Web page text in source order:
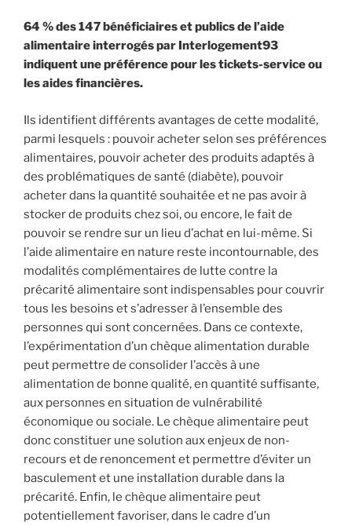
64 % des 147 bénéficiaires et publics de l’aide
alimentaire interrogés par Interlogement93
indiquent une préférence pour les tickets-service ou
les aides financières.
Ils identifient différents avantages de cette modalité,
parmi lesquels : pouvoir acheter selon ses préférences
alimentaires, pouvoir acheter des produits adaptés à
des problématiques de santé (diabète), pouvoir
acheter dans la quantité souhaitée et ne pas avoir à
stocker de produits chez soi, ou encore, le fait de
pouvoir se rendre sur un lieu d’achat en lui-même. Si
l’aide alimentaire en nature reste incontournable, des
modalités complémentaires de lutte contre la
précarité alimentaire sont indispensables pour couvrir
tous les besoins et s’adresser à l’ensemble des
personnes qui sont concernées. Dans ce contexte,
l’expérimentation d’un chèque alimentation durable
peut permettre de consolider l’accès à une
alimentation de bonne qualité, en quantité suffisante,
aux personnes en situation de vulnérabilité
économique ou sociale. Le chèque alimentaire peut
donc constituer une solution aux enjeux de non-
recours et de renoncement et permettre d’éviter un
basculement et une installation durable dans la
précarité. Enfin, le chèque alimentaire peut
potentiellement favoriser, dans le cadre d’un